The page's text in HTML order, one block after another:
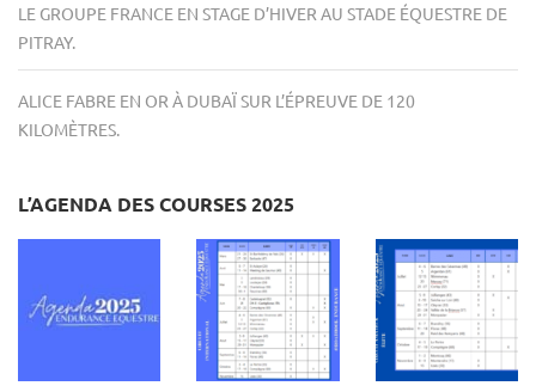
LE GROUPE FRANCE EN STAGE D’HIVER AU STADE ÉQUESTRE DE
PITRAY.
ALICE FABRE EN OR À DUBAÏ SUR L’ÉPREUVE DE 120
KILOMÈTRES.
L’AGENDA DES COURSES 2025